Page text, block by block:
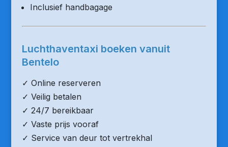
Inclusief handbagage
Luchthaventaxi boeken vanuit
Bentelo
✓ Online reserveren
✓ Veilig betalen
✓ 24/7 bereikbaar
✓ Vaste prijs vooraf
✓ Service van deur tot vertrekhal